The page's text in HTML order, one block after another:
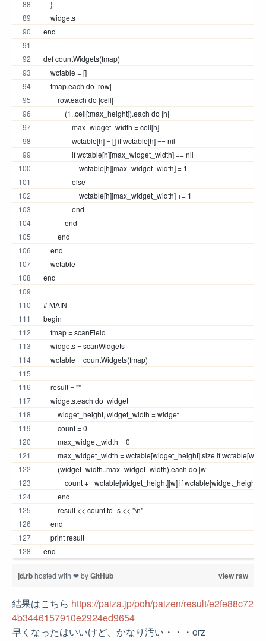
    }
    widgets
end
def countWidgets(fmap)
    wctable = []
    fmap.each do |row|
        row.each do |cell|
            (1..cell[:max_height]).each do |h|
                max_widget_width = cell[h]
                wctable[h] = [] if wctable[h] == nil
                if wctable[h][max_widget_width] == nil
                    wctable[h][max_widget_width] = 1
                else
                    wctable[h][max_widget_width] += 1
                end
            end
        end
    end
    wctable
end
# MAIN
begin
    fmap = scanField
    widgets = scanWidgets
    wctable = countWidgets(fmap)
    result = ""
    widgets.each do |widget|
        widget_height, widget_width = widget
        count = 0
        max_widget_width = 0
max_widget_width = wctable[widget_height].size if
        (widget_width..max_widget_width).each do |w|
count += wctable[widget_height][w] if
        end
        result << count.to_s << "\n"
    end
    print result
end
view raw
jd.rbhosted with ❤ byGitHub
結果はこちら https://paiza.jp/poh/paizen/result/e2fe88c72
4b3446157910e2924ed9654
早くなったはいいけど、かなり汚い・・・orz